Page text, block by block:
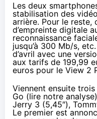
Les deux
stabilisation des
arrière. Pour le reste,
d’empreinte digitale
reconnaissance
jusqu’à 300 Mb/s,
d’avril avec une
aux tarifs de 199,99
euros pour le View 2
Viennent ensuite
Go (lire notre analyse
Jerry 3 (5,45″),
Le premier est